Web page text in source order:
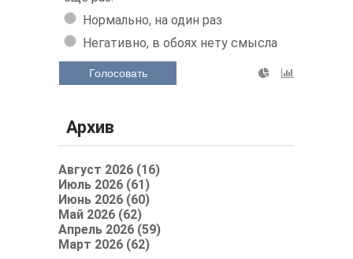
Нормально, на один раз
Негативно, в обоях нету смысла
Голосовать
Архив
Август 2026 (16)
Июль 2026 (61)
Июнь 2026 (60)
Май 2026 (62)
Апрель 2026 (59)
Март 2026 (62)